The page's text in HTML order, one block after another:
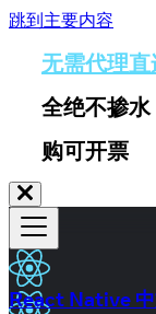
跳到主要内容
无需代理
全绝不掺
购可开票
React Native